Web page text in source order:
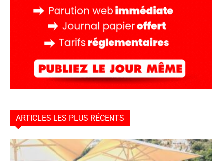
ARTICLES LES PLUS RÉCENTS